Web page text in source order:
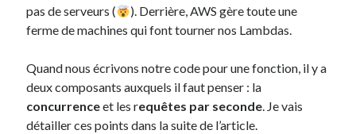
pas de serveurs (
). Derrière, AWS gère toute une
ferme de machines qui font tourner nos Lambdas.
Quand nous écrivons notre code pour une fonction, il y a
deux composants auxquels il faut penser : la
concurrenceet les requêtes par seconde. Je vais
détailler ces points dans la suite de l’article.